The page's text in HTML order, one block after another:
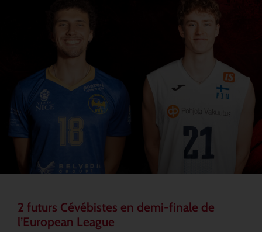
2 futurs Cévébistes en demi-finale de
l’European League